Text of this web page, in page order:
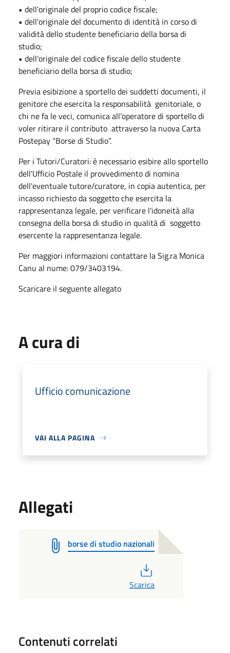
• dell'originale del proprio codice fiscale;
• dell'originale del documento di identità in corso di
validità dello studente beneficiario della borsa di
studio;
• dell'originale del codice fiscale dello studente
beneficiario della borsa di studio;
Previa esibizione a sportello dei suddetti documenti, il
genitore che esercita la responsabilità genitoriale, o
chi ne fa le veci, comunica all’operatore di sportello di
voler ritirare il contributo attraverso la nuova Carta
Postepay “Borse di Studio”.
Per i Tutori/Curatori: è necessario esibire allo sportello
dell'Ufficio Postale il provvedimento di nomina
dell'eventuale tutore/curatore, in copia autentica, per
incasso richiesto da soggetto che esercita la
rappresentanza legale, per verificare l'idoneità alla
consegna della borsa di studio in qualità di soggetto
esercente la rappresentanza legale.
Per maggiori informazioni contattare la Sig.ra Monica
Canu al nume: 079/3403194.
Scaricare il seguente allegato
A cura di
Ufficio comunicazione
VAI ALLA PAGINA
Allegati
borse di studio nazionali
Scarica
Contenuti correlati